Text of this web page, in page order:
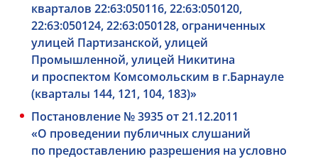
кварталов 22:63:050116, 22:63:050120,
22:63:050124, 22:63:050128, ограниченных
улицей Партизанской, улицей
Промышленной, улицей Никитина
и проспектом Комсомольским в г.Барнауле
(кварталы 144, 121, 104, 183)»
Постановление № 3935 от 21.12.2011
«О проведении публичных слушаний
по предоставлению разрешения на условно